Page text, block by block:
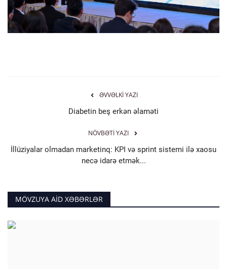
ƏVVƏLKI YAZI
Diabetin beş erkən əlaməti
NÖVBƏTI YAZI
İllüziyalar olmadan marketinq: KPI və sprint sistemi ilə xaosu
necə idarə etmək...
MÖVZUYA AID XƏBƏRLƏR